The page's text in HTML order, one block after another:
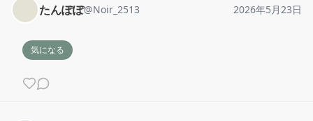
たんぽぽ@Noir_2513 2026年5月23日
気になる